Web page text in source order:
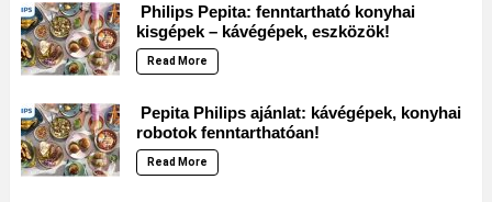
Philips Pepita: fenntartható konyhai
kisgépek – kávégépek, eszközök!
Read More
Pepita Philips ajánlat: kávégépek, konyhai
robotok fenntarthatóan!
Read More